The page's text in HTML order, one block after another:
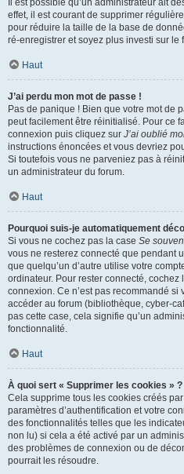
Il est possible qu’un administrateur ait
effet, il est courant de supprimer
pour réduire la taille de la base de
ré-enregistrer et soyez plus investi sur le
Haut
J’ai perdu mon mot de passe !
Pas de panique ! Bien que votre mot de
peut facilement être réinitialisé. Pour ce
connexion puis cliquez sur J’ai oublié
instructions énoncées et vous devriez
Si toutefois vous ne parveniez pas à
un administrateur du forum.
Haut
Pourquoi suis-je automatiquement
Si vous ne cochez pas la case Se
vous ne resterez connecté que pendant
que quelqu’un d’autre utilise votre
ordinateur. Pour rester connecté, cochez
connexion. Ce n’est pas recommandé
accéder au forum (bibliothèque, cyber-
pas cette case, cela signifie qu’un
fonctionnalité.
Haut
À quoi sert « Supprimer les cookies » ?
Cela supprime tous les cookies créés
paramètres d’authentification et votre
des fonctionnalités telles que les
non lu) si cela a été activé par un
des problèmes de connexion ou de
pourrait les résoudre.